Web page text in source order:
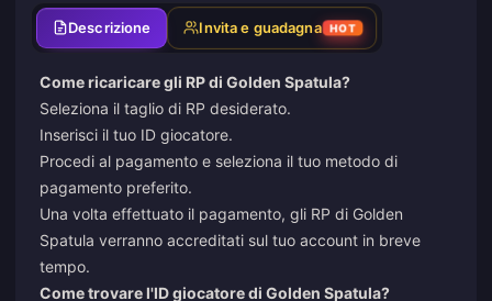
Descrizione Invita e guadagna HOT
Come ricaricare gli RP di Golden Spatula?
Seleziona il taglio di RP desiderato.
Inserisci il tuo ID giocatore.
Procedi al pagamento e seleziona il tuo metodo di
pagamento preferito.
Una volta effettuato il pagamento, gli RP di Golden
Spatula verranno accreditati sul tuo account in breve
tempo.
Come trovare l'ID giocatore di Golden Spatula?